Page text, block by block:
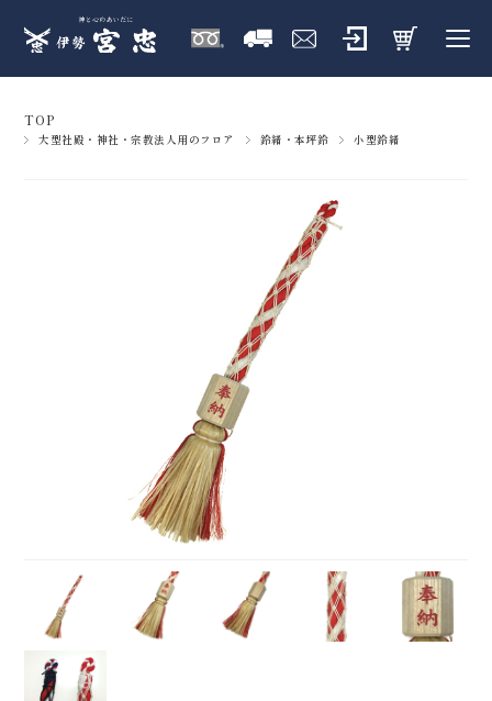
TOP
大型社殿・神社・宗教法人用のフロア 鈴緒・本坪鈴 小型鈴緒